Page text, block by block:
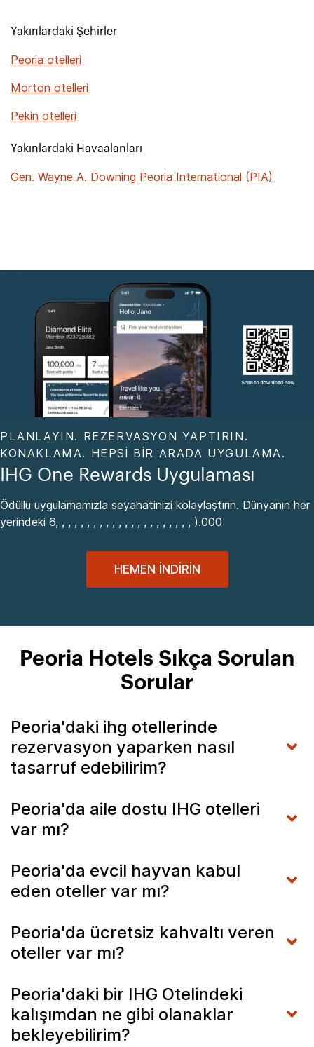
Yakınlardaki Şehirler
Peoria otelleri
Morton otelleri
Pekin otelleri
Yakınlardaki Havaalanları
Gen. Wayne A. Downing Peoria International (PIA)
PLANLAYIN. REZERVASYON YAPTIRIN.
KONAKLAMA. HEPSI BIR ARADA UYGULAMA.
IHG One Rewards Uygulaması
Ödüllü uygulamamızla seyahatinizi kolaylaştırın. Dünyanın her
yerindeki 6, , , , , , , , , , , , , , , , , , , , , , ).000
HEMEN İNDIRIN
Peoria Hotels Sıkça Sorulan
Sorular
Peoria'daki ihg otellerinde
rezervasyon yaparken nasıl
tasarruf edebilirim?
Peoria'da aile dostu IHG otelleri
var mı?
Peoria'da evcil hayvan kabul
eden oteller var mı?
Peoria'da ücretsiz kahvaltı veren
oteller var mı?
Peoria'daki bir IHG Otelindeki
kalışımdan ne gibi olanaklar
bekleyebilirim?